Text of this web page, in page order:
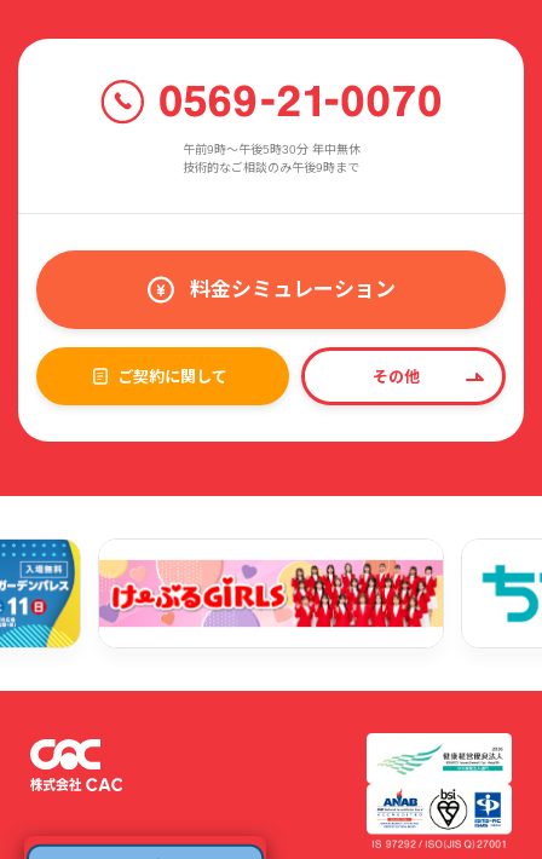
午前9時〜午後5時30分 年中無休
技術的なご相談のみ午後9時まで
料金シミュレーション
ご契約に関して その他